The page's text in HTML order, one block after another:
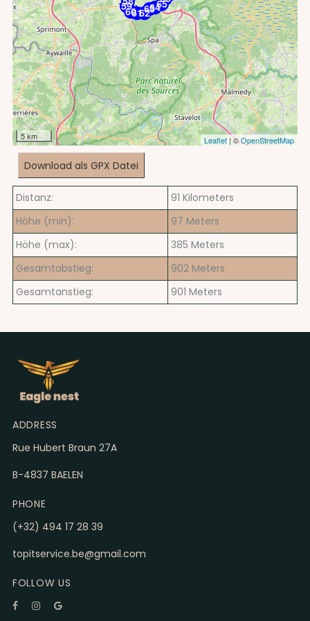
59606162636465
5 km Leaflet | ©OpenStreetMap
Download als GPX Datei
Distanz: 91 Kilometers
Höhe (min):
97 Meters
Höhe (max):
385 Meters
Gesamtabstieg:
902 Meters
Gesamtanstieg:
901 Meters
ADDRESS
Rue Hubert Braun 27A
B-4837 BAELEN
PHONE
(+32) 494 17 28 39
topitservice.be@gmail.com
FOLLOW US